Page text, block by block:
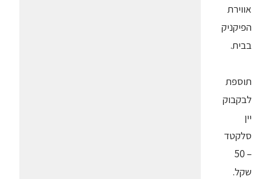
אווירת
הפיקניק
בבית.
תוספת
לבקבוק
יין
סלקטד
– 50
שקל.